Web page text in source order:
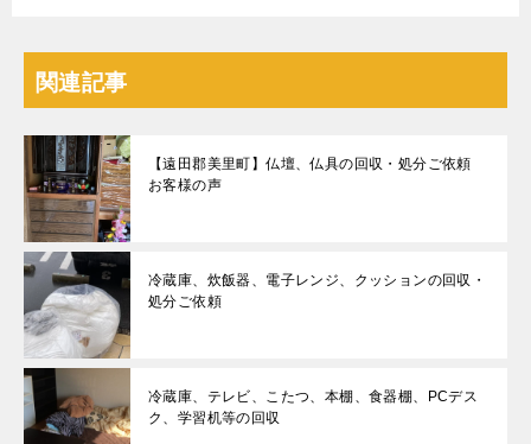
関連記事
【遠田郡美里町】仏壇、仏具の回収・処分ご依頼
お客様の声
冷蔵庫、炊飯器、電子レンジ、クッションの回収・
処分ご依頼
冷蔵庫、テレビ、こたつ、本棚、食器棚、PCデス
ク、学習机等の回収